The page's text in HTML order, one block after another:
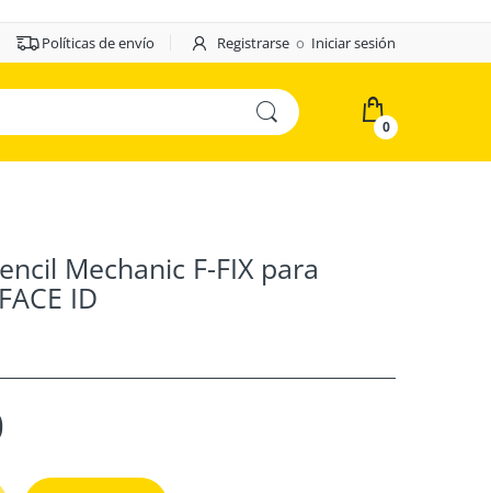
Políticas de envío Registrarse o Iniciar sesión
0
Mechanic F-FIX para
ID